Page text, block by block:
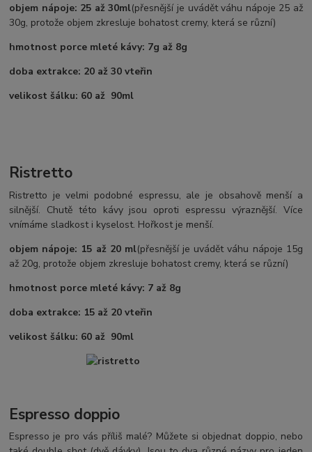
objem nápoje: 25 až 30ml(přesnější je uvádět váhu nápoje 25 až
30g, protože objem zkresluje bohatost cremy, která se různí)
hmotnost porce mleté kávy: 7g až 8g
doba extrakce: 20 až 30 vteřin
velikost šálku: 60 až 90ml
Ristretto
Ristretto je velmi podobné espressu, ale je obsahově menší a
silnější. Chutě této kávy jsou oproti espressu výraznější. Více
vnímáme sladkost i kyselost. Hořkost je menší.
objem nápoje: 15 až 20 ml(přesnější je uvádět váhu nápoje 15g
až 20g, protože objem zkresluje bohatost cremy, která se různí)
hmotnost porce mleté kávy: 7 až 8g
doba extrakce: 15 až 20 vteřin
velikost šálku: 60 až 90ml
Espresso doppio
Espresso je pro vás příliš malé? Můžete si objednat doppio, nebo